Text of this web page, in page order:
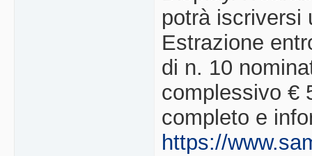
potrà iscriversi
Estrazione
di n. 10
complessivo €
completo e
https://